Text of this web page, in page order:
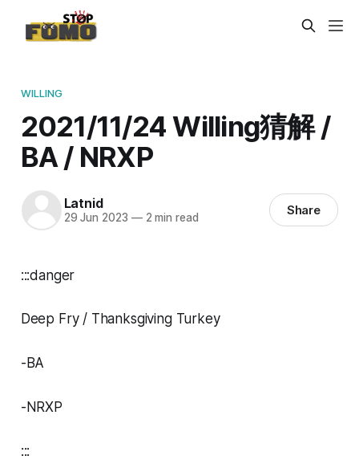
WILLING
2021/11/24 Willing猜解 /
BA / NRXP
Latnid
29 Jun 2023 —2 min read Share
:::danger
Deep Fry / Thanksgiving Turkey
-BA
-NRXP
:::